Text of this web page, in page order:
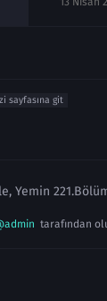
sayfasına git
Yemin
tarafından